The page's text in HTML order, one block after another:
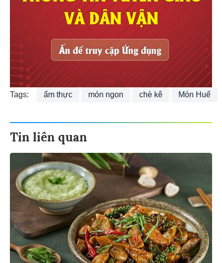
Tags: ẩm thực món ngon chè kê Món Huế
Tin liên quan